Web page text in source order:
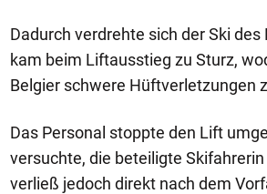
Dadurch verdrehte sich der Ski
kam beim Liftausstieg zu Sturz,
Belgier schwere Hüftverletzungen
Das Personal stoppte den Lift
versuchte, die beteiligte
verließ jedoch direkt nach dem